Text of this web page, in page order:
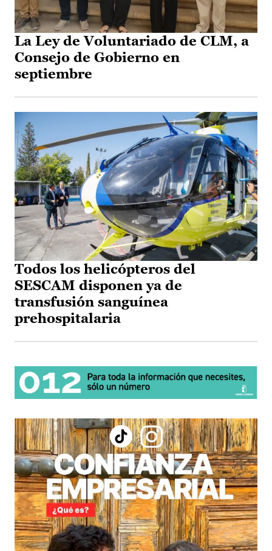
La Ley de Voluntariado de CLM, a
Consejo de Gobierno en
septiembre
Todos los helicópteros del
SESCAM disponen ya de
transfusión sanguínea
prehospitalaria